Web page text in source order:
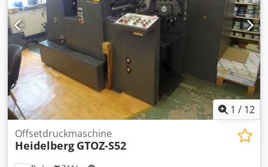
1 / 12
Offsetdruckmaschine
Heidelberg GTOZ-S52